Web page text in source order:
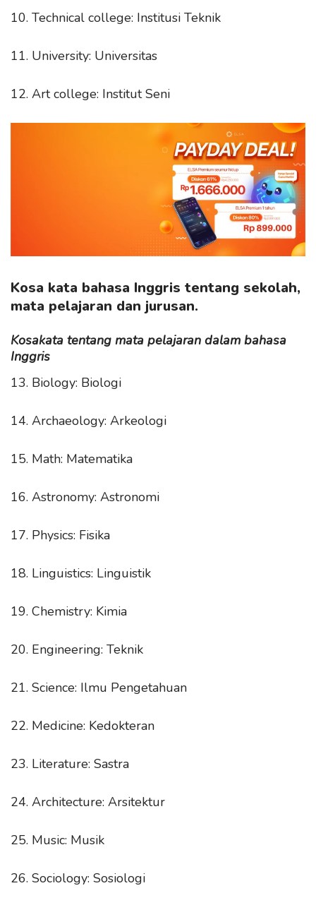
10. Technical college: Institusi Teknik
11. University: Universitas
12. Art college: Institut Seni
Kosa kata bahasa Inggris tentang sekolah,
mata pelajaran dan jurusan.
Kosakata tentang mata pelajaran dalam bahasa
Inggris
13. Biology: Biologi
14. Archaeology: Arkeologi
15. Math: Matematika
16. Astronomy: Astronomi
17. Physics: Fisika
18. Linguistics: Linguistik
19. Chemistry: Kimia
20. Engineering: Teknik
21. Science: Ilmu Pengetahuan
22. Medicine: Kedokteran
23. Literature: Sastra
24. Architecture: Arsitektur
25. Music: Musik
26. Sociology: Sosiologi